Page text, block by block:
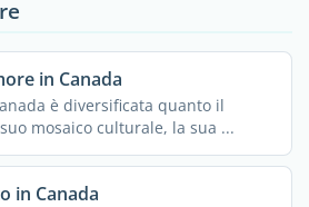
in Canada
è diversificata quanto il
mosaico culturale, la sua ...
in Canada